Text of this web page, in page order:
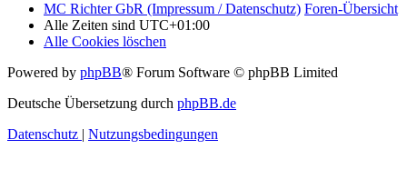
MC Richter GbR (Impressum / Datenschutz) Foren-Übersicht
Alle Zeiten sind UTC+01:00
Alle Cookies löschen
Powered by phpBB® Forum Software © phpBB Limited
Deutsche Übersetzung durch phpBB.de
Datenschutz | Nutzungsbedingungen